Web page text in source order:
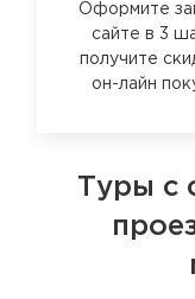
Оформите
сайте в 3
получите
он-лайн
Туры с